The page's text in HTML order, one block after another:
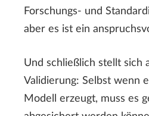
Forschungs- und
aber es ist ein
Und schließlich stellt sich
Validierung: Selbst wenn
Modell erzeugt, muss es